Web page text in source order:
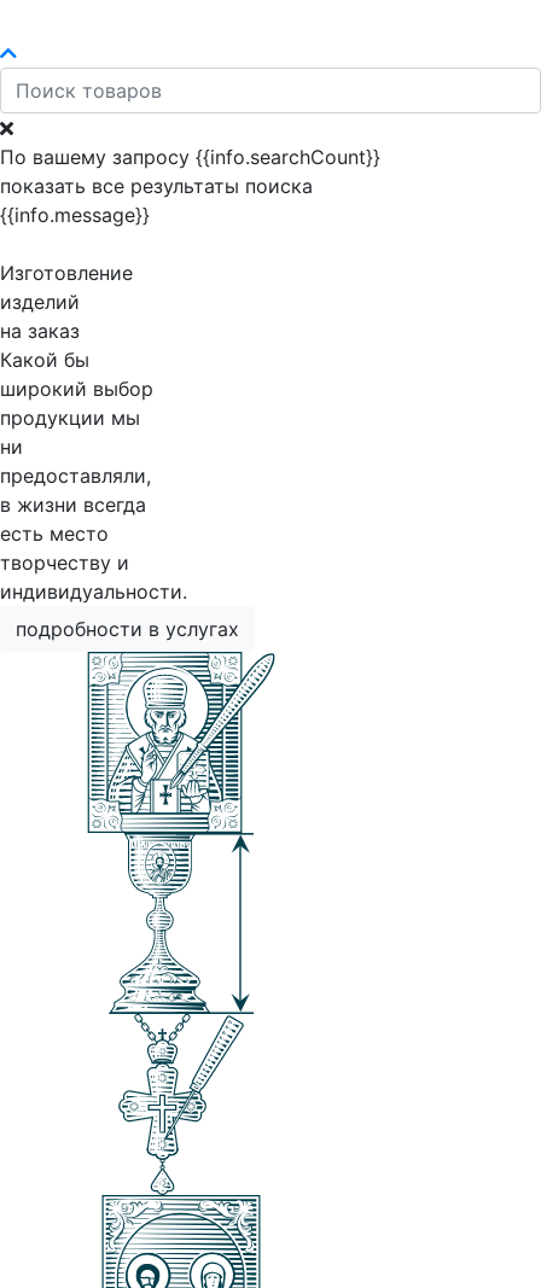
По вашему запросу {{info.searchCount}}
показать все результаты поиска
{{info.message}}
Изготовление
изделий
на заказ
Какой бы
широкий выбор
продукции мы
ни
предоставляли,
в жизни всегда
есть место
творчеству и
индивидуальности.
подробности в услугах